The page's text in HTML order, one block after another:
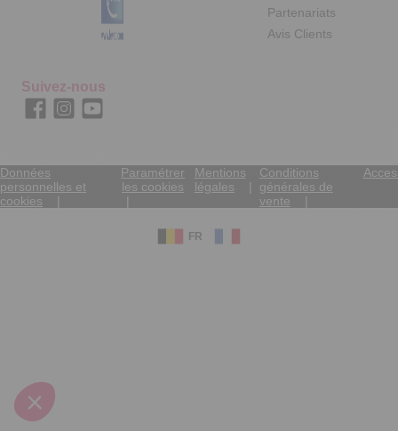
Partenariats
Avis Clients
Suivez-nous
Données
personnelles et
cookies
Paramétrer
les cookies
Mentions
légales
Conditions
générales de
vente
FR